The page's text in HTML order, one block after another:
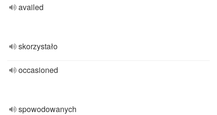
availed
skorzystało
occasioned
spowodowanych